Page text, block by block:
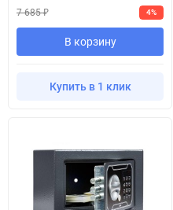
7 685₽ 4%
В корзину
Купить в 1 клик